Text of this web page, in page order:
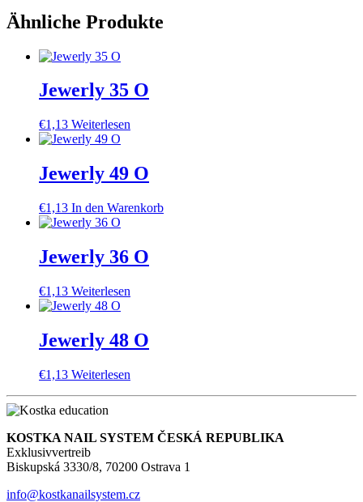
Ähnliche Produkte
Jewerly 35 O
€1,13 Weiterlesen
Jewerly 49 O
€1,13 In den Warenkorb
Jewerly 36 O
€1,13 Weiterlesen
Jewerly 48 O
€1,13 Weiterlesen
KOSTKA NAIL SYSTEM ČESKÁ REPUBLIKA
Exklusivvertreib
Biskupská 3330/8, 70200 Ostrava 1
info@kostkanailsystem.cz